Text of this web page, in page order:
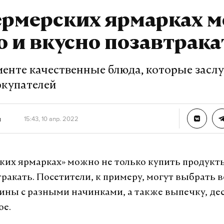
Telegram Дзен
ярмарках
и вкусно
качественные блюда, которые
15:43, 10 апр. 2022
ярмарках» можно не только купить
Посетители, к примеру, могут выбрать
с разными начинками, а также выпечку,